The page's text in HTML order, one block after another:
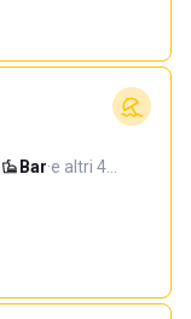
Bar·e altri 4…